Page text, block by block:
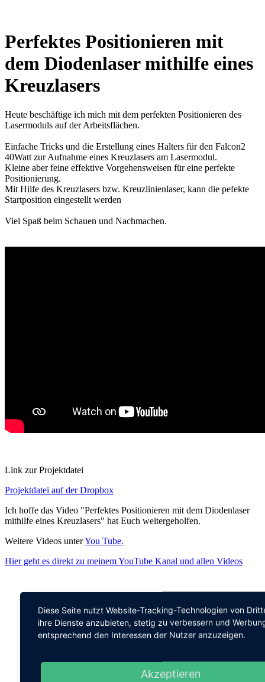
Perfektes Positionieren mit
dem Diodenlaser mithilfe eines
Kreuzlasers
Heute beschäftige ich mich mit dem perfekten Positionieren des
Lasermoduls auf der Arbeitsflächen.
Einfache Tricks und die Erstellung eines Halters für den Falcon2
40Watt zur Aufnahme eines Kreuzlasers am Lasermodul.
Kleine aber feine effektive Vorgehensweisen für eine perfekte
Positionierung.
Mit Hilfe des Kreuzlasers bzw. Kreuzlinienlaser, kann die pefekte
Startposition eingestellt werden
Viel Spaß beim Schauen und Nachmachen.
Link zur Projektdatei
Projektdatei auf der Dropbox
Ich hoffe das Video "Perfektes Positionieren mit dem Diodenlaser
mithilfe eines Kreuzlasers" hat Euch weitergeholfen.
Weitere Videos unterYou Tube.
Hier geht es direkt zu meinem YouTube Kanal und allen Videos
Diese Seite nutzt Website-Tracking-Technologien von
ihre Dienste anzubieten, stetig zu verbessern und
entsprechend den Interessen der Nutzer anzuzeigen.
Akzeptieren